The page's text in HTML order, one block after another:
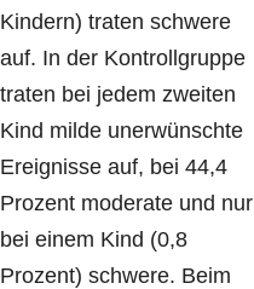
Kindern) traten schwere
auf. In der Kontrollgruppe
traten bei jedem zweiten
Kind milde unerwünschte
Ereignisse auf, bei 44,4
Prozent moderate und nur
bei einem Kind (0,8
Prozent) schwere. Beim